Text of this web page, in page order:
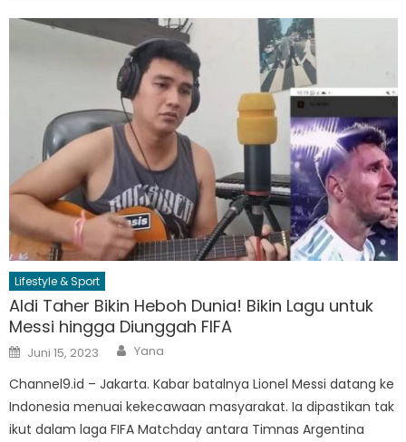
Lifestyle & Sport
Aldi Taher Bikin Heboh Dunia! Bikin Lagu untuk
Messi hingga Diunggah FIFA
Posted
on
Juni 15, 2023 Author
Yana
Channel9.id – Jakarta. Kabar batalnya Lionel Messi datang ke
Indonesia menuai kekecawaan masyarakat. Ia dipastikan tak
ikut dalam laga FIFA Matchday antara Timnas Argentina